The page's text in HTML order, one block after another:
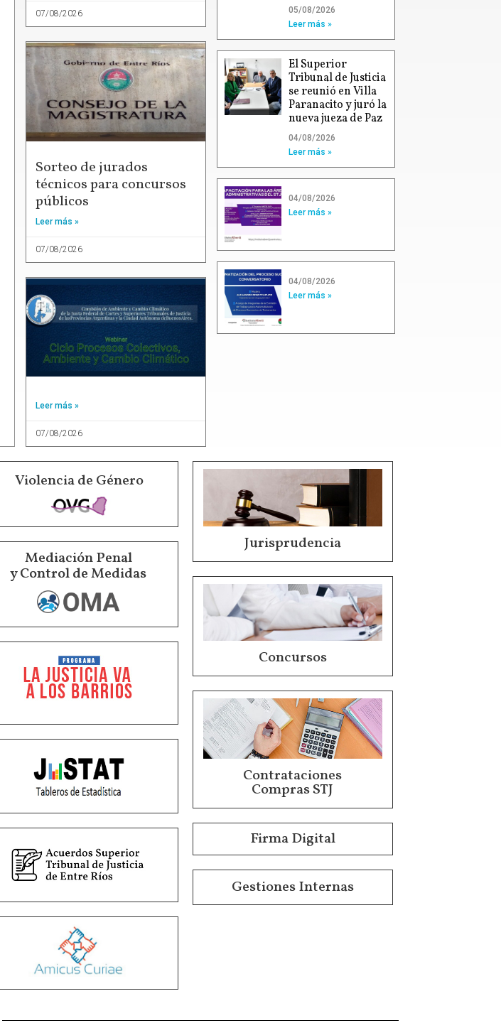
07/08/2026
Sorteo de jurados
técnicos para concursos
públicos
Leer más »
07/08/2026
Leer más »
07/08/2026
05/08/2026
Leer más »
El Superior
Tribunal de Justicia
se reunió en Villa
Paranacito y juró la
nueva jueza de Paz
04/08/2026
Leer más »
04/08/2026
Leer más »
04/08/2026
Leer más »
Violencia de Género
Mediación Penal
y Control de Medidas
Jurisprudencia
Concursos
Contrataciones
Compras STJ
Firma Digital
Gestiones Internas